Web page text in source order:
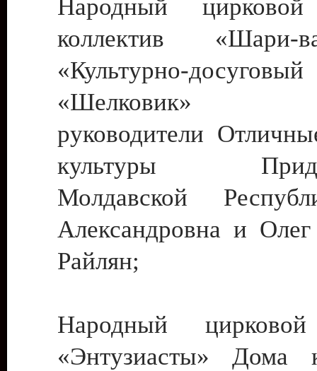
Народный цирковой
коллектив
«Культурно-
«Шелковик»
руководители
культуры
Молдавской
Александровна и
Райлян;
Народный цирковой
«Энтузиасты» Дома